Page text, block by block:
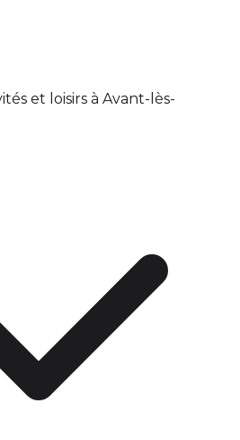
et loisirs à Avant-lès-